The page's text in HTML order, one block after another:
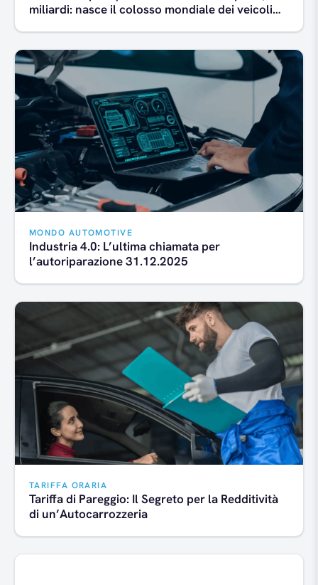
miliardi: nasce il colosso mondiale dei veicoli
MONDO AUTOMOTIVE
Industria 4.0: L’ultima chiamata per
l’autoriparazione 31.12.2025
TARIFFA ORARIA
Tariffa di Pareggio: Il Segreto per la Redditività
di un’Autocarrozzeria